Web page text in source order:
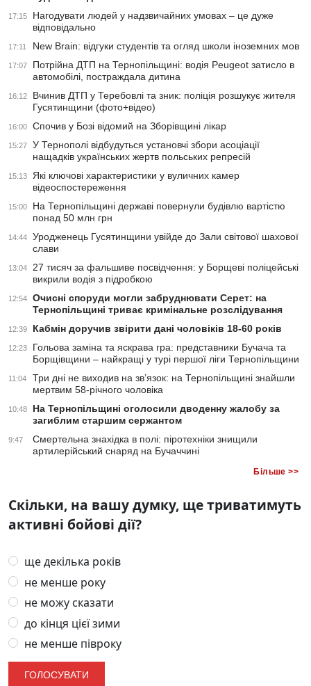
17:15
Нагодувати людей у надзвичайних умовах – це дуже
відповідально
17:11 New Brain: відгуки студентів та огляд школи іноземних мов
17:07
Потрійна ДТП на Тернопільщині: водія Peugeot затисло в
автомобілі, постраждала дитина
16:12
Вчинив ДТП у Теребовлі та зник: поліція розшукує жителя
Гусятинщини (фото+відео)
16:00 Спочив у Бозі відомий на Зборівщині лікар
15:27
У Тернополі відбудуться установчі збори асоціації
нащадків українських жертв польських репресій
15:13
Які ключові характеристики у вуличних камер
відеоспостереження
15:00
На Тернопільщині державі повернули будівлю вартістю
понад 50 млн грн
14:44
Уродженець Гусятинщини увійде до Зали світової шахової
слави
13:04
27 тисяч за фальшиве посвідчення: у Борщеві поліцейські
викрили водія з підробкою
12:54
Очисні споруди могли забруднювати Серет: на
Тернопільщині триває кримінальне розслідування
12:39 Кабмін доручив звірити дані чоловіків 18-60 років
12:23
Гольова заміна та яскрава гра: представники Бучача та
Борщівщини – найкращі у турі першої ліги Тернопільщини
11:04
Три дні не виходив на зв’язок: на Тернопільщині знайшли
мертвим 58-річного чоловіка
10:48
На Тернопільщині оголосили дводенну жалобу за
загиблим старшим сержантом
9:47
Смертельна знахідка в полі: піротехніки знищили
артилерійський снаряд на Бучаччині
Більше >>
Скільки, на вашу думку, ще триватимуть
активні бойові дії?
ще декілька років
не менше року
не можу сказати
до кінця цієї зими
не менше півроку